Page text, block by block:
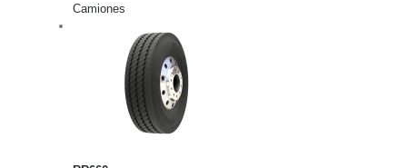
Camiones